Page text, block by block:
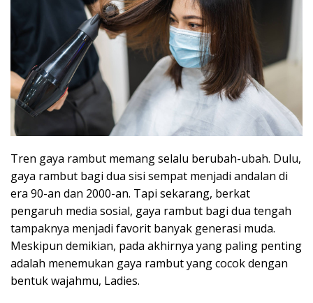
Tren gaya rambut memang selalu berubah-ubah. Dulu,
gaya rambut bagi dua sisi sempat menjadi andalan di
era 90-an dan 2000-an. Tapi sekarang, berkat
pengaruh media sosial, gaya rambut bagi dua tengah
tampaknya menjadi favorit banyak generasi muda.
Meskipun demikian, pada akhirnya yang paling penting
adalah menemukan gaya rambut yang cocok dengan
bentuk wajahmu, Ladies.